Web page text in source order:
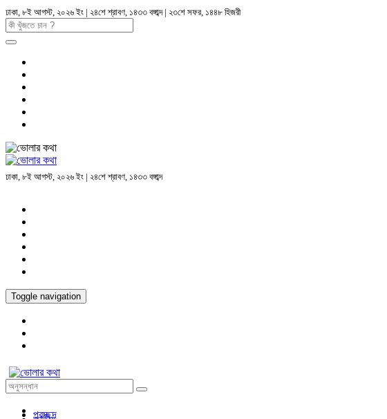
ঢাকা, ৮ই আগস্ট, ২০২৬ ইং | ২৪শে শ্রাবণ, ১৪৩৩ বঙ্গাব্দ | ২৩শে সফর, ১৪৪৮ হিজরী
ঢাকা, ৮ই আগস্ট, ২০২৬ ইং | ২৪শে শ্রাবণ, ১৪৩৩ বঙ্গাব্দ
Toggle navigation
প্রচ্ছদ